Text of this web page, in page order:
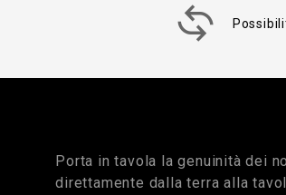
Porta in tavola la genuinità dei
direttamente dalla terra alla